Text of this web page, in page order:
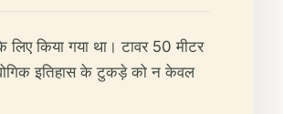
किया गया था। टावर 50 मीटर
इतिहास के टुकड़े को न केवल